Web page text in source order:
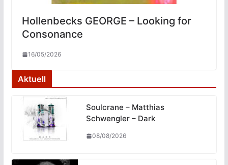
Hollenbecks GEORGE – Looking for
Consonance
16/05/2026
Aktuell
Soulcrane – Matthias
Schwengler – Dark
08/08/2026